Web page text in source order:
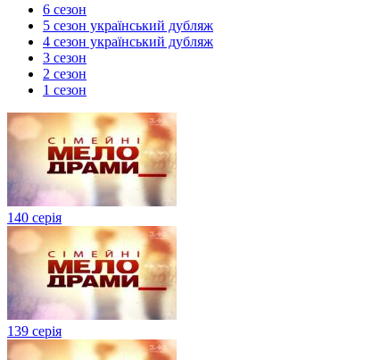
6 сезон
5 сезон український дубляж
4 сезон український дубляж
3 сезон
2 сезон
1 сезон
140 серія
139 серія